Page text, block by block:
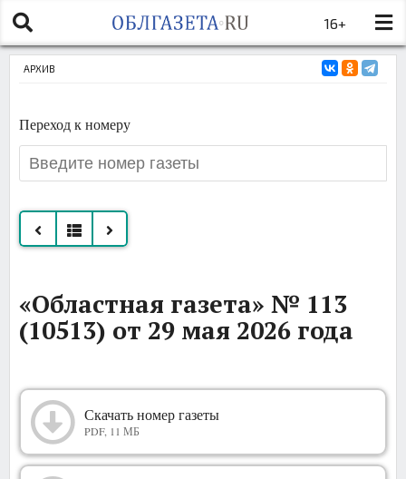
16+
АРХИВ
Переход к номеру
номера
за
2026
«Областная газета» № 113
(10513) от 29 мая 2026 года
Скачать номер газеты
PDF, 11 МБ